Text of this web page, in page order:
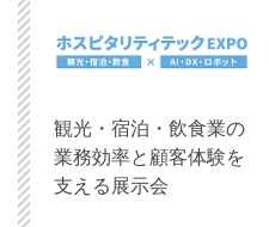
観光・宿泊・飲食業の
業務効率と顧客体験を
支える展示会